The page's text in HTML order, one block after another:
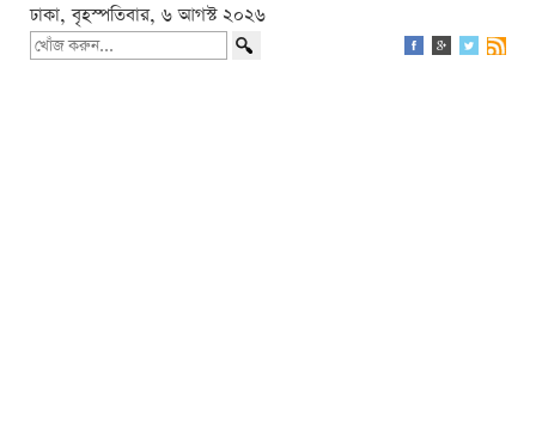
ঢাকা, বৃহস্পতিবার, ৬ আগস্ট ২০২৬